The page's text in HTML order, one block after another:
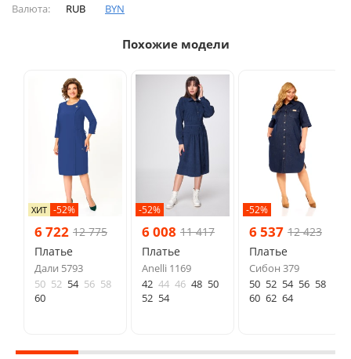
Валюта: RUB BYN
Похожие модели
ХИТ -52%
6 722 12 775
Платье
Дали 5793
50 52 54 56 58
60
-52%
6 008 11 417
Платье
Anelli 1169
42 44 46 48 50
52 54
-52%
6 537 12 423
Платье
Сибон 379
50 52 54 56 58
60 62 64